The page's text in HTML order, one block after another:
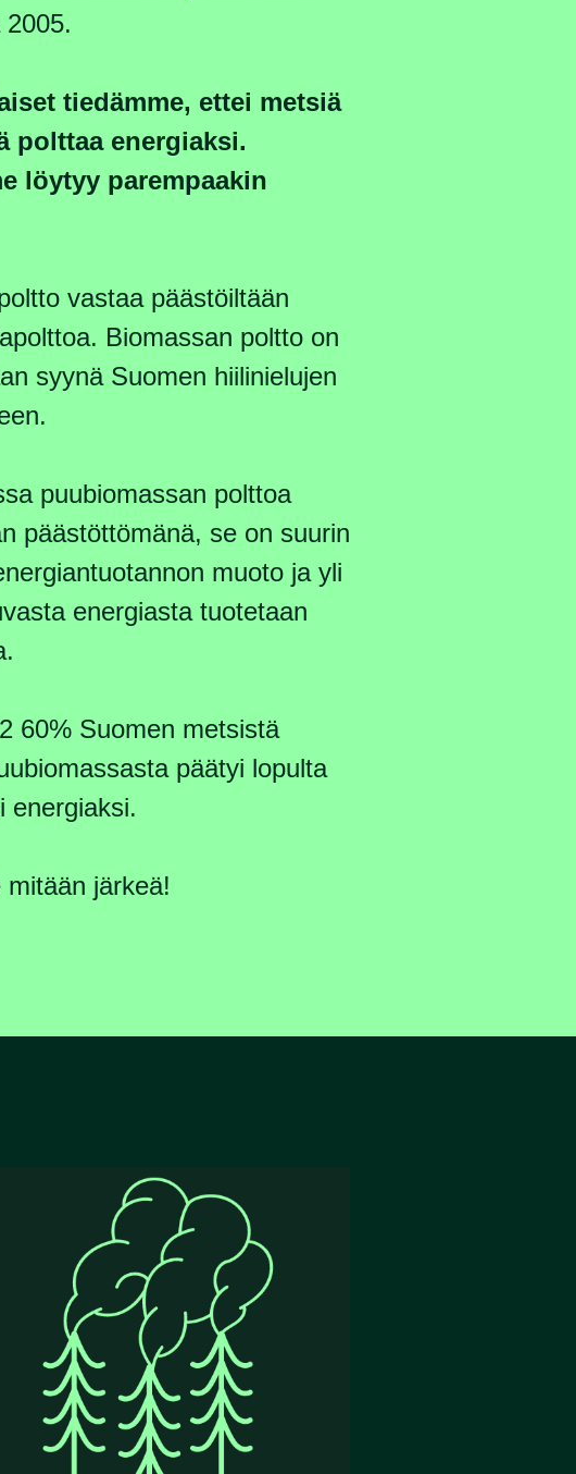
tiedämme, ettei metsiä
polttaa energiaksi.
löytyy parempaakin
vastaa päästöiltään
Biomassan poltto on
syynä Suomen hiilinielujen
puubiomassan polttoa
päästöttömänä, se on suurin
muoto ja yli
energiasta tuotetaan
60% Suomen metsistä
päätyi lopulta
energiaksi.
järkeä!